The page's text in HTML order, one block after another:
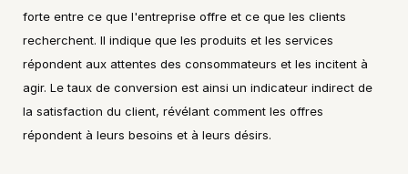
forte entre ce que l'entreprise offre et ce que les clients
recherchent. Il indique que les produits et les services
répondent aux attentes des consommateurs et les incitent à
agir. Le taux de conversion est ainsi un indicateur indirect de
la satisfaction du client, révélant comment les offres
répondent à leurs besoins et à leurs désirs.